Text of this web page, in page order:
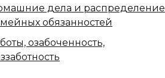
дела и распределение
обязанностей
озабоченность,